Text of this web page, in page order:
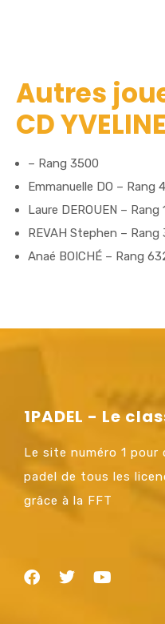
Autres
CD
– Rang 3500
Emmanuelle DO – Rang
Laure DEROUEN – Rang
REVAH Stephen – Rang
Anaé BOICHÉ – Rang
1PADEL - Le
Le site numéro 1
padel de tous les
grâce à la FFT